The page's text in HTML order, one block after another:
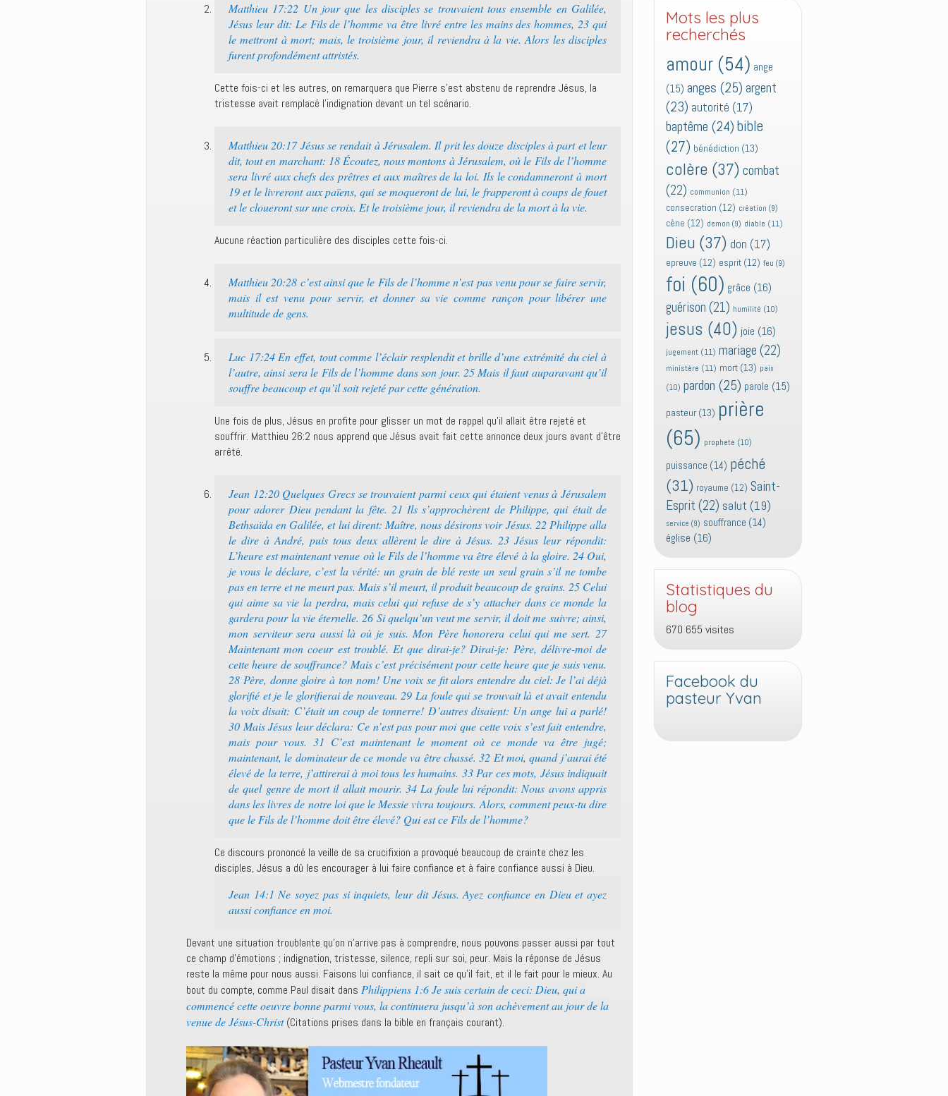
Matthieu 17:22 Un jour que les disciples se trouvaient tous ensemble en Galilée,
Jésus leur dit: Le Fils de l’homme va être livré entre les mains des hommes, 23 qui
le mettront à mort; mais, le troisième jour, il reviendra à la vie. Alors les disciples
furent profondément attristés.
Cette fois-ci et les autres, on remarquera que Pierre s’est abstenu de reprendre Jésus, la
tristesse avait remplacé l’indignation devant un tel scénario.
Matthieu 20:17 Jésus se rendait à Jérusalem. Il prit les douze disciples à part et leur
dit, tout en marchant: 18 Écoutez, nous montons à Jérusalem, où le Fils de l’homme
sera livré aux chefs des prêtres et aux maîtres de la loi. Ils le condamneront à mort
19 et le livreront aux païens, qui se moqueront de lui, le frapperont à coups de fouet
et le cloueront sur une croix. Et le troisième jour, il reviendra de la mort à la vie.
Aucune réaction particulière des disciples cette fois-ci.
Matthieu 20:28 c’est ainsi que le Fils de l’homme n’est pas venu pour se faire servir,
mais il est venu pour servir, et donner sa vie comme rançon pour libérer une
multitude de gens.
Luc 17:24 En effet, tout comme l’éclair resplendit et brille d’une extrémité du ciel à
l’autre, ainsi sera le Fils de l’homme dans son jour. 25 Mais il faut auparavant qu’il
souffre beaucoup et qu’il soit rejeté par cette génération.
Une fois de plus, Jésus en profite pour glisser un mot de rappel qu’il allait être rejeté et
souffrir. Matthieu 26:2 nous apprend que Jésus avait fait cette annonce deux jours avant d’être
arrêté.
Jean 12:20 Quelques Grecs se trouvaient parmi ceux qui étaient venus à Jérusalem
pour adorer Dieu pendant la fête. 21 Ils s’approchèrent de Philippe, qui était de
Bethsaïda en Galilée, et lui dirent: Maître, nous désirons voir Jésus. 22 Philippe alla
le dire à André, puis tous deux allèrent le dire à Jésus. 23 Jésus leur répondit:
L’heure est maintenant venue où le Fils de l’homme va être élevé à la gloire. 24 Oui,
je vous le déclare, c’est la vérité: un grain de blé reste un seul grain s’il ne tombe
pas en terre et ne meurt pas. Mais s’il meurt, il produit beaucoup de grains. 25 Celui
qui aime sa vie la perdra, mais celui qui refuse de s’y attacher dans ce monde la
gardera pour la vie éternelle. 26 Si quelqu’un veut me servir, il doit me suivre; ainsi,
mon serviteur sera aussi là où je suis. Mon Père honorera celui qui me sert. 27
Maintenant mon coeur est troublé. Et que dirai-je? Dirai-je: Père, délivre-moi de
cette heure de souffrance? Mais c’est précisément pour cette heure que je suis venu.
28 Père, donne gloire à ton nom! Une voix se fit alors entendre du ciel: Je l’ai déjà
glorifié et je le glorifierai de nouveau. 29 La foule qui se trouvait là et avait entendu
la voix disait: C’était un coup de tonnerre! D’autres disaient: Un ange lui a parlé!
30 Mais Jésus leur déclara: Ce n’est pas pour moi que cette voix s’est fait entendre,
mais pour vous. 31 C’est maintenant le moment où ce monde va être jugé;
maintenant, le dominateur de ce monde va être chassé. 32 Et moi, quand j’aurai été
élevé de la terre, j’attirerai à moi tous les humains. 33 Par ces mots, Jésus indiquait
de quel genre de mort il allait mourir. 34 La foule lui répondit: Nous avons appris
dans les livres de notre loi que le Messie vivra toujours. Alors, comment peux-tu dire
que le Fils de l’homme doit être élevé? Qui est ce Fils de l’homme?
Ce discours prononcé la veille de sa crucifixion a provoqué beaucoup de crainte chez les
disciples, Jésus a dû les encourager à lui faire confiance et à faire confiance aussi à Dieu.
Jean 14:1 Ne soyez pas si inquiets, leur dit Jésus. Ayez confiance en Dieu et ayez
aussi confiance en moi.
Devant une situation troublante qu’on n’arrive pas à comprendre, nous pouvons passer aussi par tout
ce champ d’émotions ; indignation, tristesse, silence, repli sur soi, peur. Mais la réponse de Jésus
reste la même pour nous aussi. Faisons lui confiance, il sait ce qu’il fait, et il le fait pour le mieux. Au
bout du compte, comme Paul disait dans Philippiens 1:6 Je suis certain de ceci: Dieu, qui a
commencé cette oeuvre bonne parmi vous, la continuera jusqu’à son achèvement au jour de la
venue de Jésus-Christ(Citations prises dans la bible en français courant).
Mots les plus
recherchés
amour (54) ange
(15) anges (25) argent
(23) autorité (17)
baptême (24) bible
(27) bénédiction (13)
colère (37) combat
(22) communion (11)
consecration (12) création (9)
cène (12) demon (9) diable (11)
Dieu (37) don (17)
epreuve (12) esprit (12) feu (9)
foi (60) grâce (16)
guérison (21) humilité (10)
jesus (40) joie (16)
jugement (11) mariage (22)
ministère (11) mort (13) paix
(10) pardon (25) parole (15)
pasteur (13) prière
(65) prophete (10)
puissance (14) péché
(31) royaume (12) Saint-
Esprit (22) salut (19)
service (9) souffrance (14)
église (16)
Statistiques du
blog
670 655 visites
Facebook du
pasteur Yvan